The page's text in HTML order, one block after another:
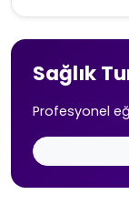
Sağlık
Profesyonel